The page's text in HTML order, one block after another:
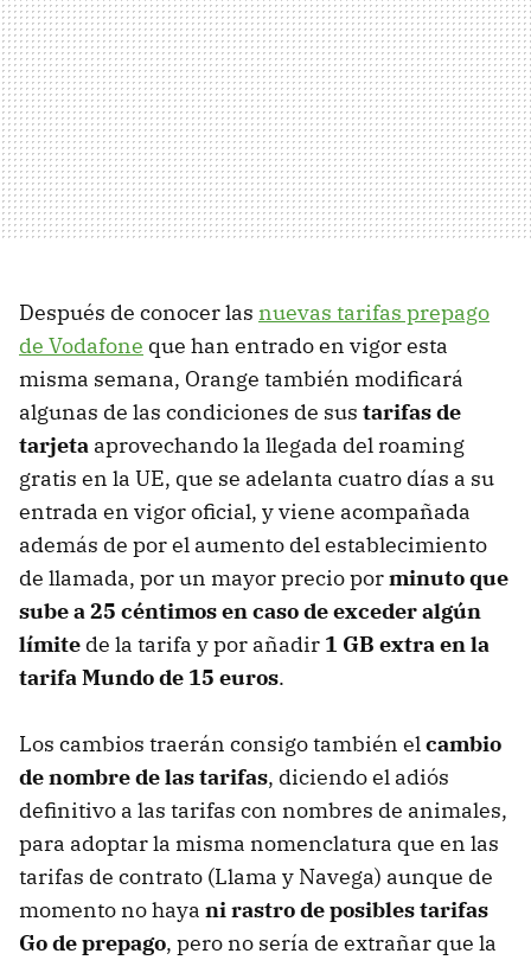
Después de conocer las nuevas tarifas prepago
de Vodafone que han entrado en vigor esta
misma semana, Orange también modificará
algunas de las condiciones de sus tarifas de
tarjeta aprovechando la llegada del roaming
gratis en la UE, que se adelanta cuatro días a su
entrada en vigor oficial, y viene acompañada
además de por el aumento del establecimiento
de llamada, por un mayor precio porminuto que
sube a 25 céntimos en caso de exceder algún
límite de la tarifa y por añadir 1 GB extra en la
tarifa Mundo de 15 euros.
Los cambios traerán consigo también elcambio
de nombre de las tarifas, diciendo el adiós
definitivo a las tarifas con nombres de animales,
para adoptar la misma nomenclatura que en las
tarifas de contrato (Llama y Navega) aunque de
momento no haya ni rastro de posibles tarifas
Go de prepago, pero no sería de extrañar que la